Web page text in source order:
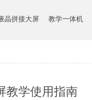
晶拼接大屏 教学一体机
教学使用指南